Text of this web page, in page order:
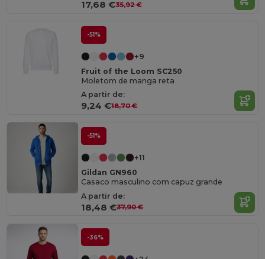
17,68 €35,92 €
-51%
+9
Fruit of the Loom SC250
Moletom de manga reta
A partir de:
9,24 €18,70 €
-51%
+11
Gildan GN960
Casaco masculino com capuz grande
A partir de:
18,48 €37,90 €
-36%